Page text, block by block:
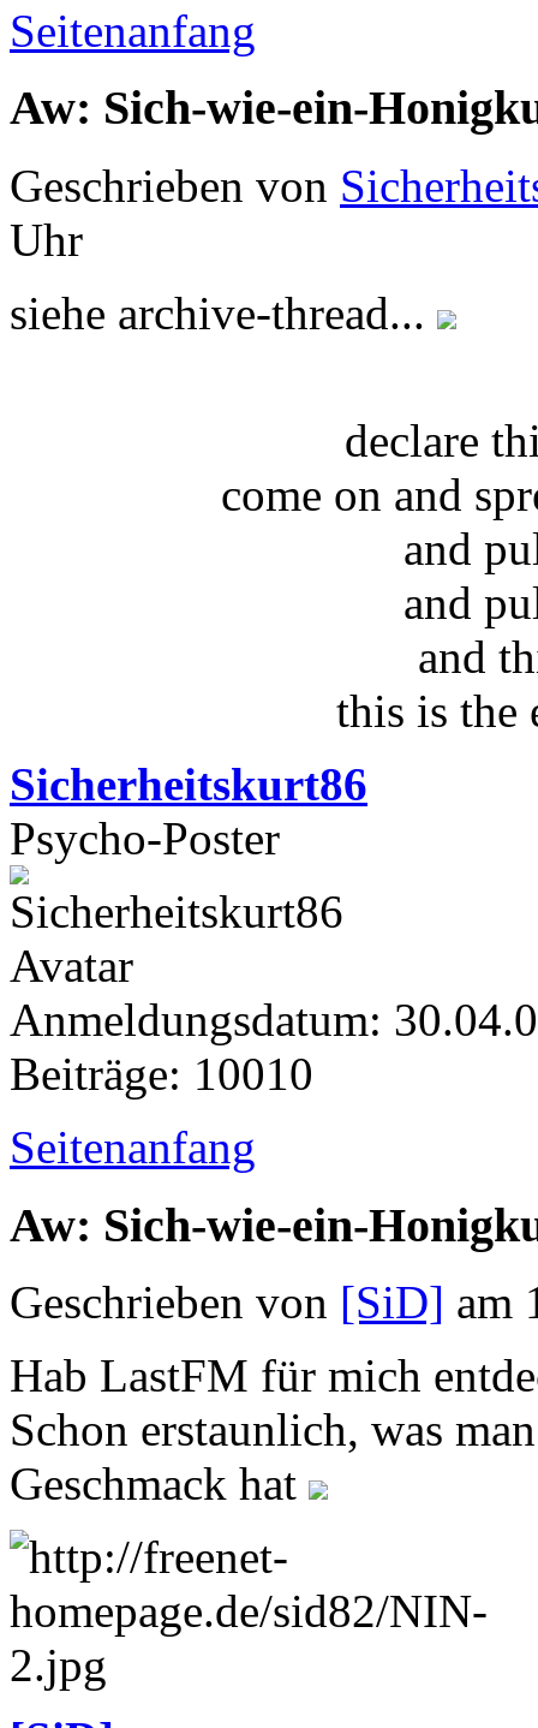
Seitenanfang
Aw: Sich-wie-ein-
Geschrieben von
Uhr
siehe archive-thread...
declare
come on and
and
and
and
this is the
Sicherheitskurt86
Psycho-Poster
Anmeldungsdatum:
Beiträge: 10010
Seitenanfang
Aw: Sich-wie-ein-
Geschrieben von [SiD] am
Hab LastFM für mich
Schon erstaunlich, was
Geschmack hat